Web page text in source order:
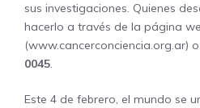
sus investigaciones. Quienes
hacerlo a través de la página
(www.cancerconciencia.org.ar)
0045.
Este 4 de febrero, el mundo se